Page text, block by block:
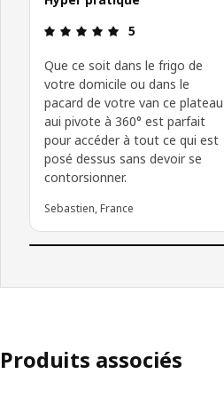
Avis: 5 sur 5 étoiles
5
Que ce soit dans le frigo de
votre domicile ou dans le
pacard de votre van ce plateau
aui pivote à 360° est parfait
pour accéder à tout ce qui est
posé dessus sans devoir se
contorsionner.
Sebastien, France
Produits associés